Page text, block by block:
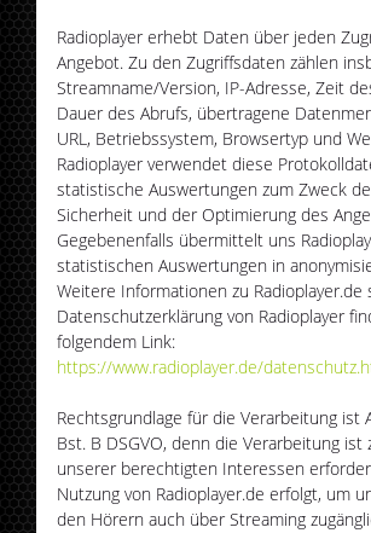
Radioplayer erhebt Daten über jeden
Angebot. Zu den Zugriffsdaten zählen
Streamname/Version, IP-Adresse, Zeit
Dauer des Abrufs, übertragene
URL, Betriebssystem, Browsertyp und
Radioplayer verwendet diese
statistische Auswertungen zum Zweck
Sicherheit und der Optimierung des
Gegebenenfalls übermittelt uns
statistischen Auswertungen in
Weitere Informationen zu Radioplayer.de
Datenschutzerklärung von Radioplayer
folgendem Link:
https://www.radioplayer.de/
Rechtsgrundlage für die Verarbeitung ist
Bst. B DSGVO, denn die Verarbeitung ist
unserer berechtigten Interessen
Nutzung von Radioplayer.de erfolgt, um
den Hörern auch über Streaming